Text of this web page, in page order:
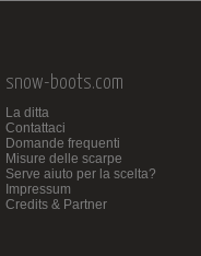
snow-boots.com
La ditta
Contattaci
Domande frequenti
Misure delle scarpe
Serve aiuto per la scelta?
Impressum
Credits & Partner